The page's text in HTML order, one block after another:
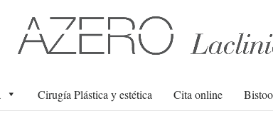
Cirugía Plástica y estética Cita online